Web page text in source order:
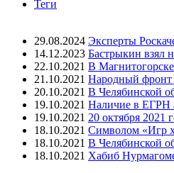
Теги
29.08.2024 Эксперты
14.12.2023 Бастрыкин взял
22.10.2021 В
21.10.2021 Народный фронт
20.10.2021 В Челябинской
19.10.2021 Наличие в ЕГРН
19.10.2021 20 октября 2021
18.10.2021 Символом «Игр
18.10.2021 В Челябинской
18.10.2021 Хабиб